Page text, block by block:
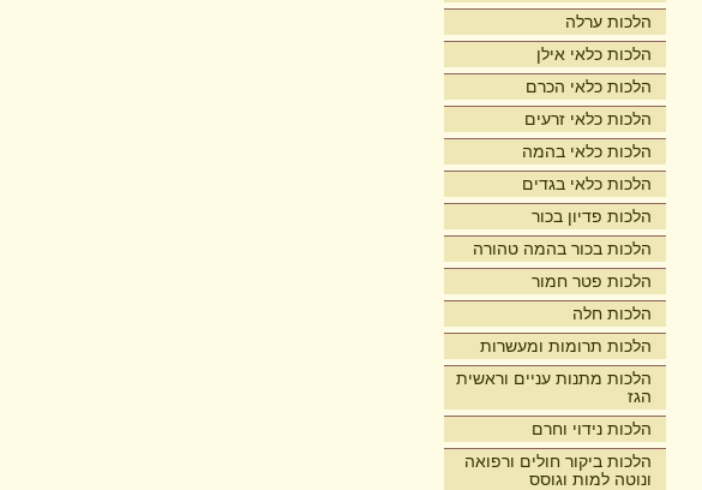
הלכות ערלה
הלכות כלאי אילן
הלכות כלאי הכרם
הלכות כלאי זרעים
הלכות כלאי בהמה
הלכות כלאי בגדים
הלכות פדיון בכור
הלכות בכור בהמה טהורה
הלכות פטר חמור
הלכות חלה
הלכות תרומות ומעשרות
הלכות מתנות עניים וראשית
הגז
הלכות נידוי וחרם
הלכות ביקור חולים ורפואה
ונוטה למות וגוסס